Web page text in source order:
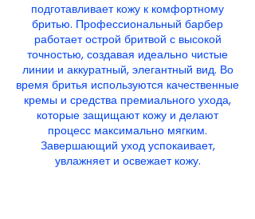
подготавливает кожу к комфортному
бритью. Профессиональный барбер
работает острой бритвой с высокой
точностью, создавая идеально чистые
линии и аккуратный, элегантный вид. Во
время бритья используются качественные
кремы и средства премиального ухода,
которые защищают кожу и делают
процесс максимально мягким.
Завершающий уход успокаивает,
увлажняет и освежает кожу.